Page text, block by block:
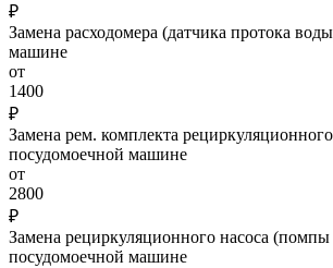
₽
Замена расходомера (датчика протока
машине
от
1400
₽
Замена рем. комплекта
посудомоечной машине
от
2800
₽
Замена рециркуляционного насоса
посудомоечной машине